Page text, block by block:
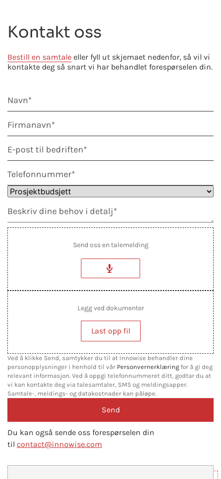
Kontakt oss
Bestill en samtale eller fyll ut skjemaet nedenfor, så vil vi
kontakte deg så snart vi har behandlet forespørselen din.
Send oss en talemelding
Legg ved dokumenter
Last opp fil
Ved å klikke Send, samtykker du til at Innowise behandler dine
personopplysninger i henhold til vår Personvernerklæring for å gi deg
relevant informasjon. Ved å oppgi telefonnummeret ditt, godtar du at
vi kan kontakte deg via talesamtaler, SMS og meldingsapper.
Samtale-, meldings- og datakostnader kan påløpe.
Du kan også sende oss forespørselen din
til contact@innowise.com